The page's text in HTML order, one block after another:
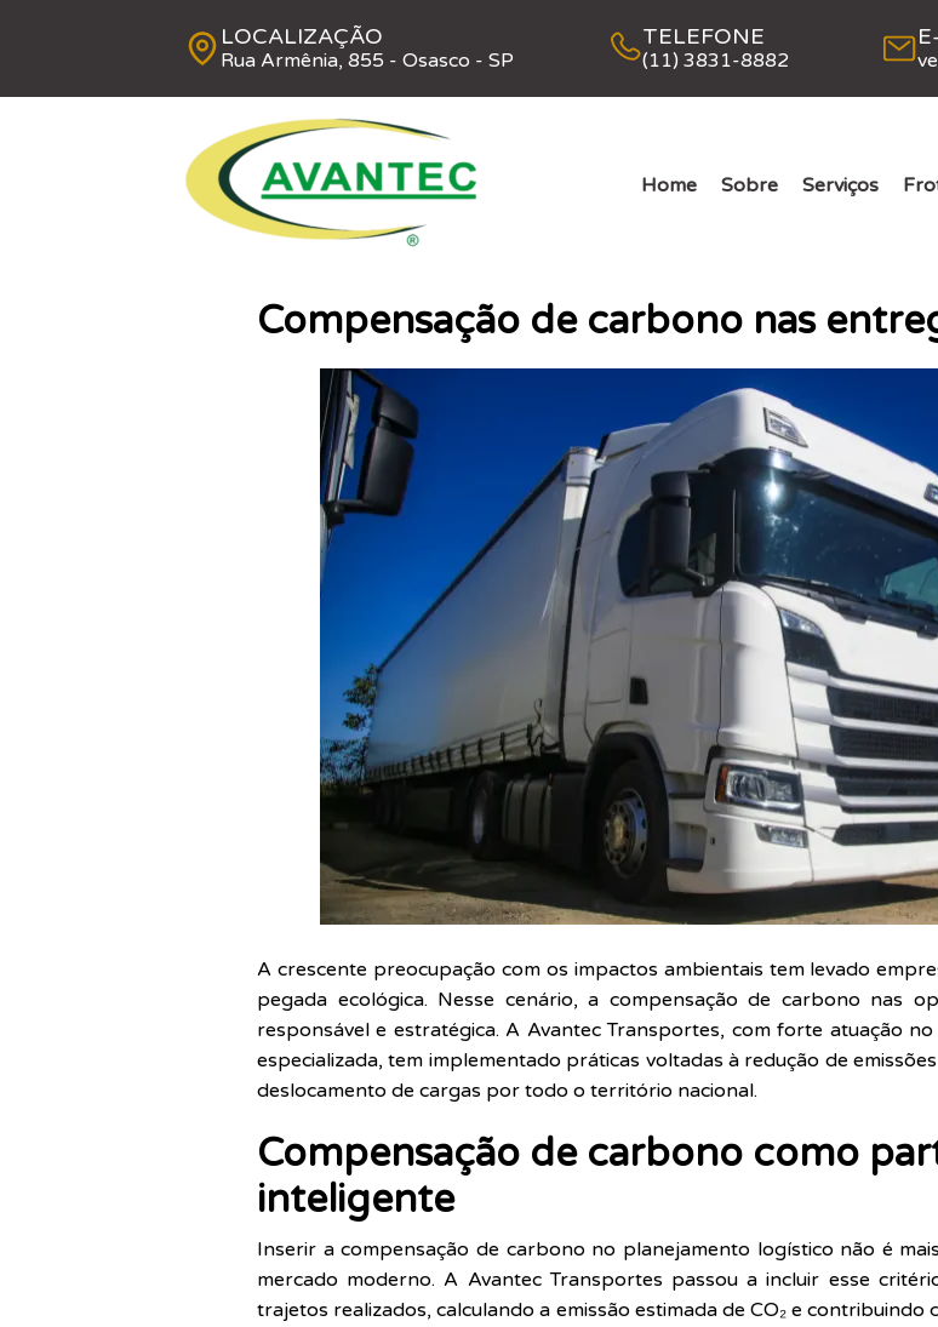
LOCALIZAÇÃO
Rua Armênia, 855 - Osasco - SP
TELEFONE
(11) 3831-8882
Home Sobre Serviços
Compensação de carbono nas
A crescente preocupação com os impactos ambientais tem levado
pegada ecológica. Nesse cenário, a compensação de carbono nas
responsável e estratégica. A Avantec Transportes, com forte atuação
especializada, tem implementado práticas voltadas à redução de
deslocamento de cargas por todo o território nacional.
Compensação de carbono como
inteligente
Inserir a compensação de carbono no planejamento logístico não é
mercado moderno. A Avantec Transportes passou a incluir esse
trajetos realizados, calculando a emissão estimada de CO₂ e